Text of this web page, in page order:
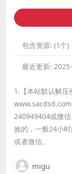
包含资源: (1个)
最近更新:
1.【本站默认解
www.sacdsd.com
240949404或微
效的，一般24小
或者微信。
migu